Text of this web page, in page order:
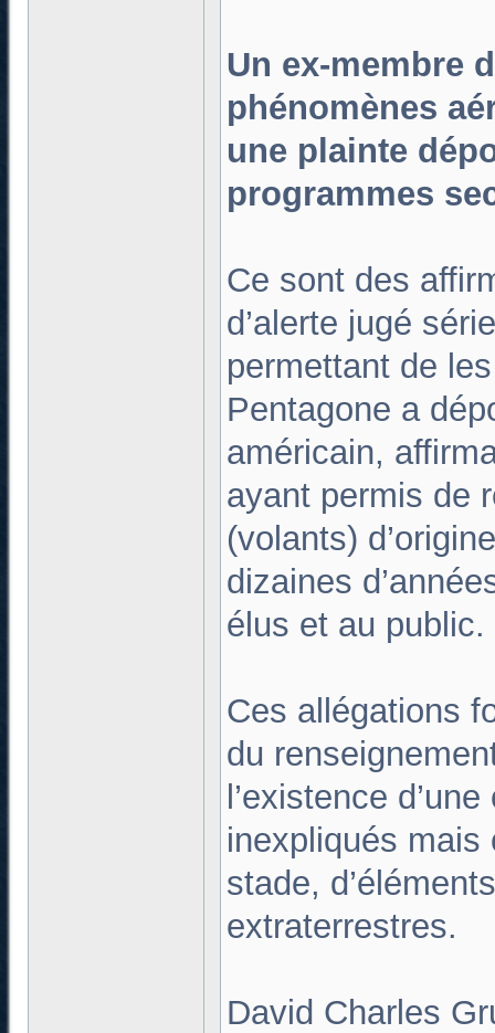
Un ex-membre
phénomènes
une plainte
programmes
Ce sont des
d’alerte jugé
permettant de
Pentagone a
américain,
ayant permis de
(volants)
dizaines
élus et au public.
Ces allégations
du
l’existence
inexpliqués mais
stade,
extraterrestres.
David Charles